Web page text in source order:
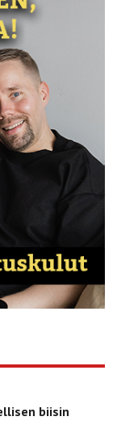
biisin